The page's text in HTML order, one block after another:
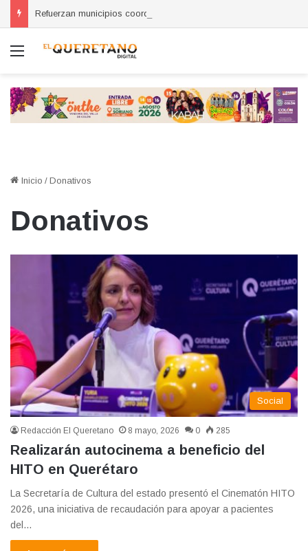
Menú
Inicio / Donativos
Donativos
Social
Redacción El Queretano 8 mayo, 2026 0 285
Realizarán autocinema a beneficio del
HITO en Querétaro
La Secretaría de Cultura del estado presentó el Cinematón HITO
2026, una iniciativa de recaudación para apoyar a pacientes
del…